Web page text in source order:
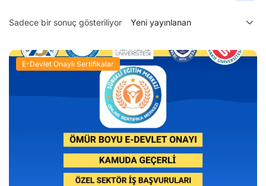
Sadece bir sonuç gösteriliyor
E-Devlet Onaylı Sertifikalar